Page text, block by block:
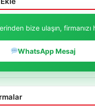
bize ulaşın, firmanızı
WhatsApp Mesaj